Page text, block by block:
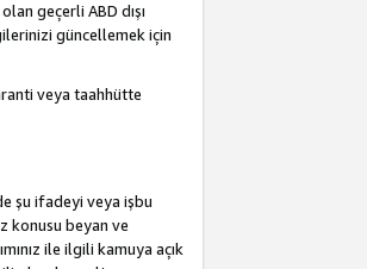
geçerli ABD dışı
güncellemek için
veya taahhütte
şu ifadeyi veya işbu
konusu beyan ve
ile ilgili kamuya açık